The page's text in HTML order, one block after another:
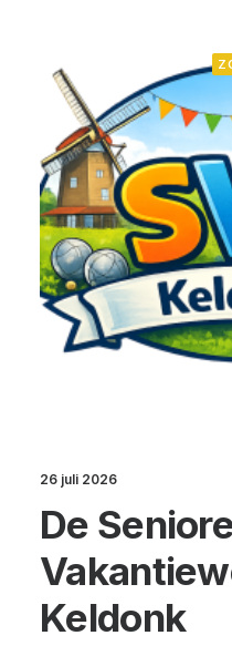
26 juli 2026
De
Keldonk